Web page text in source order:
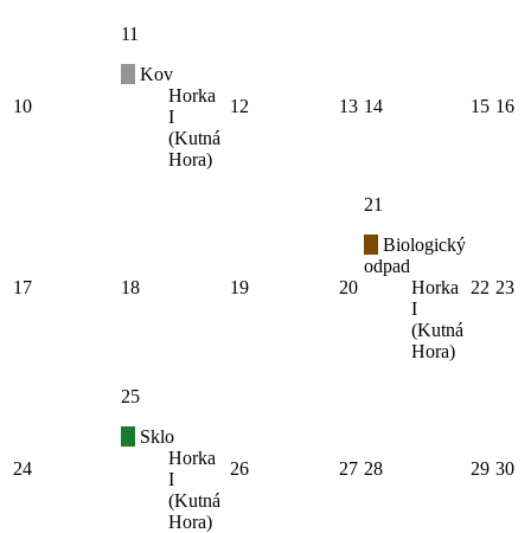
10
11
Kov
Horka
I
(Kutná
Hora)
12 13 14 15 16
17 18 19 20
21
Biologický
odpad
Horka
I
(Kutná
Hora)
22 23
24
25
Sklo
Horka
I
(Kutná
Hora)
26 27 28 29 30